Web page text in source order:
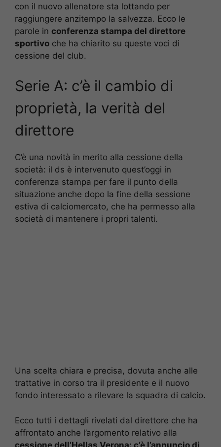
con il nuovo allenatore sta lottando per
raggiungere anzitempo la salvezza. Ecco le
parole in conferenza stampa del direttore
sportivo che ha chiarito su queste voci di
cessione del club.
Serie A: c’è il cambio di
proprietà, la verità del
direttore
C’è una novità in merito alla cessione della
società: il ds è intervenuto quest’oggi in
conferenza stampa per fare il punto della
situazione anche dopo la fine della sessione
estiva di calciomercato, che ha permesso alla
società di mantenere i propri talenti.
Una scelta chiara e precisa, dovuta anche alle
trattative in corso tra il presidente e il nuovo
fondo interessato a rilevare la squadra di calcio.
Ecco tutti i dettagli rivelati dal direttore che ha
affrontato anche l’argomento relativo alla
cessione dell’Hellas Verona: c’è l’annuncio di